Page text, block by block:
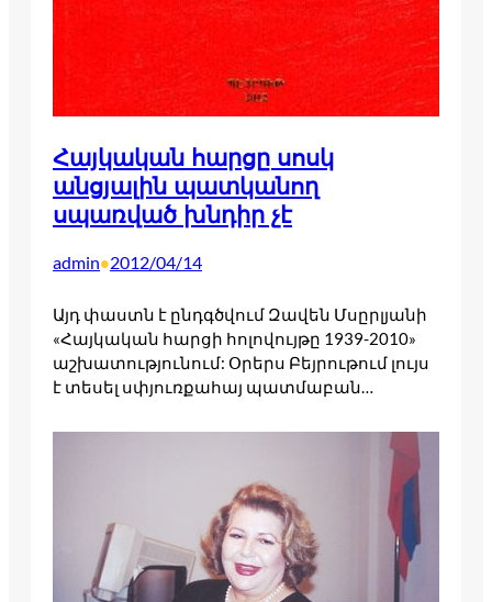
Հայկական հարցը սոսկ
անցյալին պատկանող
սպառված խնդիր չէ
admin•2012/04/14
Այդ փաստն է ընդգծվում Զավեն Մսըրլյանի
«Հայկական հարցի հոլովույթը 1939-2010»
աշխատությունում: Օրերս Բեյրութում լույս
է տեսել սփյուռքահայ պատմաբան…